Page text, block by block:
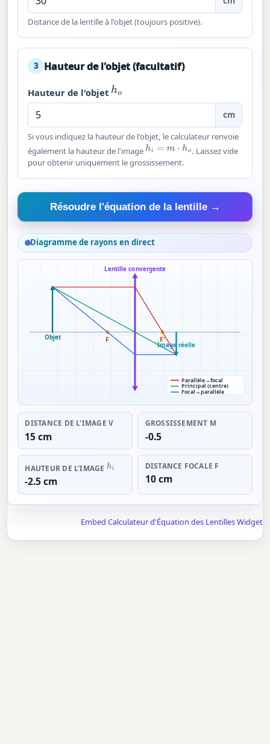
Distance de la lentille à l'objet (toujours positive).
3 Hauteur de l'objet (facultatif)
Hauteur de l'objet ho
cm
Si vous indiquez la hauteur de l'objet, le calculateur renvoie
également la hauteur de l'image hi=m ho
. Laissez vide
pour obtenir uniquement le grossissement.
Résoudre l'équation de la lentille →
Diagramme de rayons en direct
Objet
Lentille convergente
F F'
Image réelle
Parallèle→focal
Principal (centre)
Focal→parallèle
DISTANCE DE L'IMAGE V
15 cm
GROSSISSEMENT M
-0.5
HAUTEUR DE L'IMAGE HI
-2.5 cm
DISTANCE FOCALE F
10 cm
Embed Calculateur d'Équation des Lentilles Widget